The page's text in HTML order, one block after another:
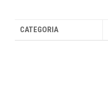
CATEGORIA